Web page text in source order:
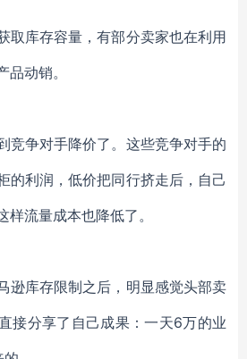
取库存容量，有部分卖家也在利用
动销。
竞争对手降价了。这些竞争对手的
的利润，低价把同行挤走后，自己
流量成本也降低了。
逊库存限制之后，明显感觉头部卖
接分享了自己成果：一天6万的业